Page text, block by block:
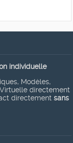
individuelle
Modèles,
Virtuelle directement
directement sans